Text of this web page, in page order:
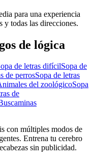
para una experiencia
y todas las direcciones.
de lógica
de letras difícilSopa de
de perrosSopa de letras
del zoológicoSopa
de
con múltiples modos de
Entrena tu cerebro
sin publicidad.